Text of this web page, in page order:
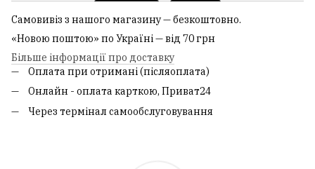
Самовивіз з нашого магазину — безкоштовно.
«Новою поштою» по Україні — від 70 грн
Більше інформації про доставку
Оплата при отримані (післяоплата)
Онлайн - оплата карткою, Приват24
Через термінал самообслуговування